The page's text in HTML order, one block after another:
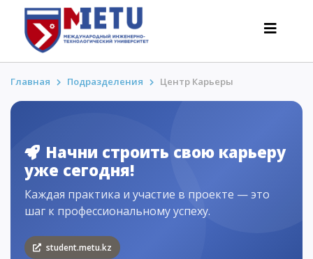
Сценарии поступления-2026
Все о поступлении
Гранты
АнтиОлимпиада
Стоимость обучения
Главная Подразделения Центр Карьеры
Начни строить свою карьеру
уже сегодня!
Каждая практика и участие в проекте — это
шаг к профессиональному успеху.
student.metu.kz